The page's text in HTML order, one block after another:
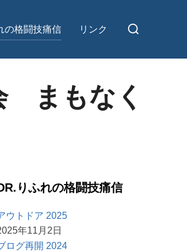
の格闘技痛信 リンク
検
まもなく
りふれの格闘技痛信
ウトドア 2025
年11月2日
ログ再開 2024